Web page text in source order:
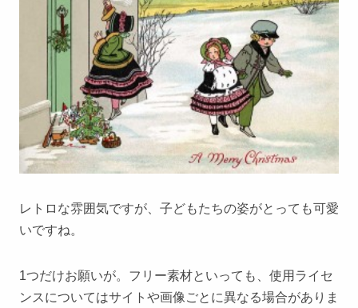
レトロな雰囲気ですが、子どもたちの姿がとっても可愛
いですね。
1つだけお願いが。フリー素材といっても、使用ライセ
ンスについてはサイトや画像ごとに異なる場合がありま